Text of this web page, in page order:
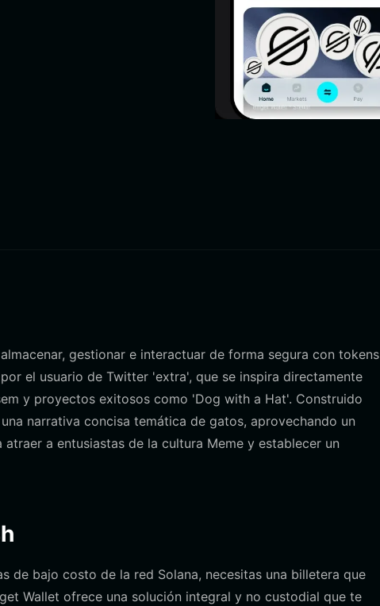
gestionar e interactuar de forma segura con tokens
el usuario de Twitter 'extra', que se inspira directamente
y proyectos exitosos como 'Dog with a Hat'. Construido
narrativa concisa temática de gatos, aprovechando un
a entusiastas de la cultura Meme y establecer un
de bajo costo de la red Solana, necesitas una billetera que
Wallet ofrece una solución integral y no custodial que te